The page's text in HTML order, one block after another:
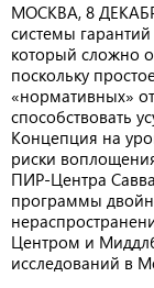
МОСКВА, 8
системы
который сложно
поскольку
«нормативных»
способствовать
Концепция на
риски
ПИР-Центра
программы
Центром и
исследований в